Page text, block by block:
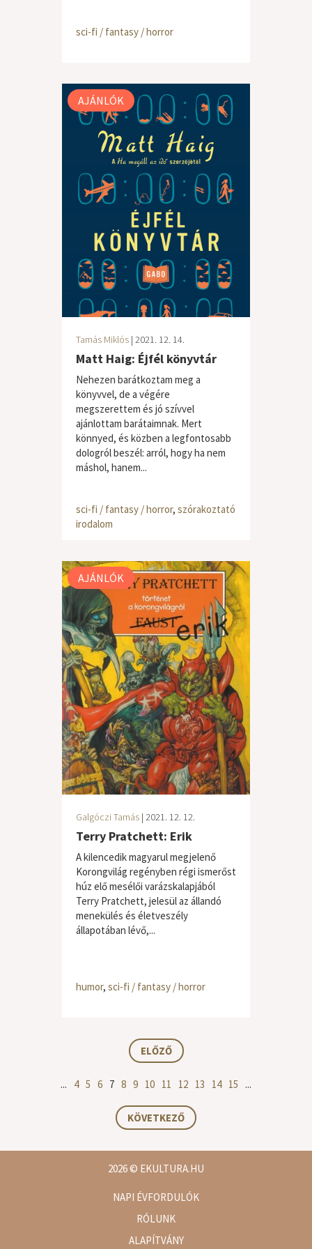
sci-fi / fantasy / horror
AJÁNLÓK
Tamás Miklós | 2021. 12. 14.
Matt Haig: Éjfél könyvtár
Nehezen barátkoztam meg a
könyvvel, de a végére
megszerettem és jó szívvel
ajánlottam barátaimnak. Mert
könnyed, és közben a legfontosabb
dologról beszél: arról, hogy ha nem
máshol, hanem...
sci-fi / fantasy / horror, szórakoztató
irodalom
AJÁNLÓK
Galgóczi Tamás | 2021. 12. 12.
Terry Pratchett: Erik
A kilencedik magyarul megjelenő
Korongvilág regényben régi ismerőst
húz elő mesélői varázskalapjából
Terry Pratchett, jelesül az állandó
menekülés és életveszély
állapotában lévő,...
humor, sci-fi / fantasy / horror
ELŐZŐ
... 4 5 6 7 8 9 10 11 12 13 14 15 ...
KÖVETKEZŐ
2026© EKULTURA.HU
NAPI ÉVFORDULÓK
RÓLUNK
ALAPÍTVÁNY